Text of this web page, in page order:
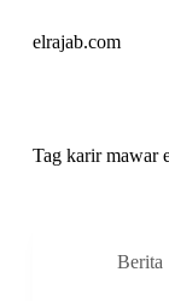
kelrajab.com
Tagkarir mawar
Berita